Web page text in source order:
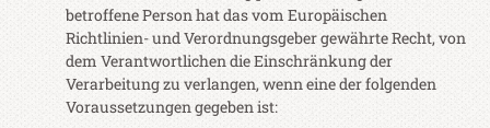
betroffene Person hat das vom Europäischen
Richtlinien- und Verordnungsgeber gewährte Recht, von
dem Verantwortlichen die Einschränkung der
Verarbeitung zu verlangen, wenn eine der folgenden
Voraussetzungen gegeben ist: